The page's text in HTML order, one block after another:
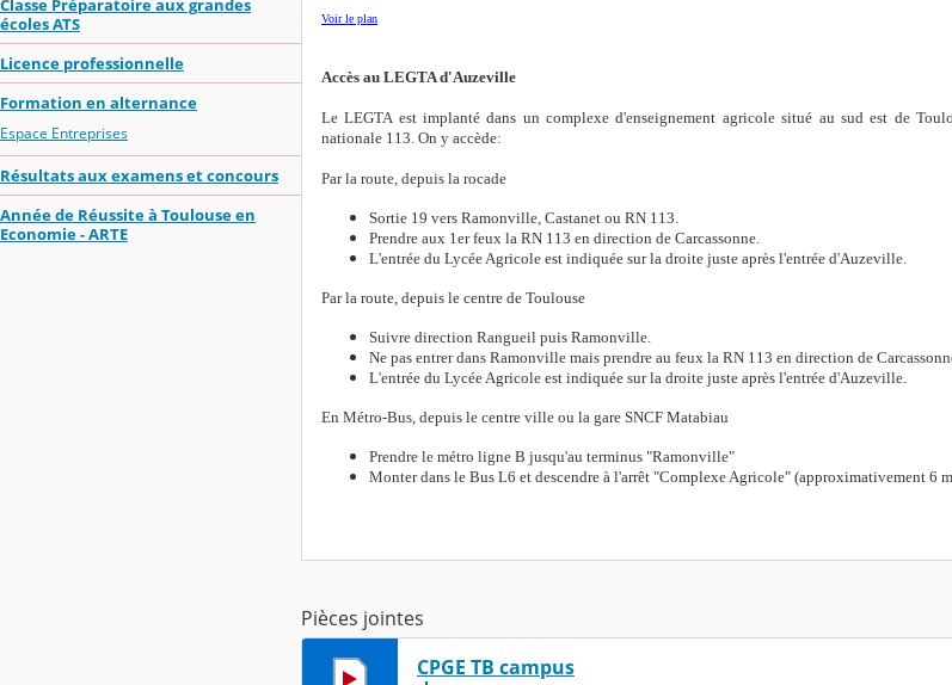
Classe Préparatoire aux grandes
écoles ATS
Licence professionnelle
Formation en alternance
Espace Entreprises
Résultats aux examens et concours
Année de Réussite à Toulouse en
Economie - ARTE
Voir le plan
Accès au LEGTA d'Auzeville
Le LEGTA est implanté dans un complexe d'enseignement agricole situé au sud est de
nationale 113. On y accède:
Par la route, depuis la rocade
Sortie 19 vers Ramonville, Castanet ou RN 113.
Prendre aux 1er feux la RN 113 en direction de Carcassonne.
L'entrée du Lycée Agricole est indiquée sur la droite juste après l'entrée d'Auzeville.
Par la route, depuis le centre de Toulouse
Suivre direction Rangueil puis Ramonville.
Ne pas entrer dans Ramonville mais prendre au feux la RN 113 en direction de
L'entrée du Lycée Agricole est indiquée sur la droite juste après l'entrée d'Auzeville.
En Métro-Bus, depuis le centre ville ou la gare SNCF Matabiau
Prendre le métro ligne B jusqu'au terminus "Ramonville"
Monter dans le Bus L6 et descendre à l'arrêt "Complexe Agricole" (approximativement 6
Pièces jointes
CPGE TB campus